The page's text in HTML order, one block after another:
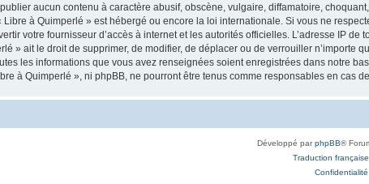
aucun contenu à caractère abusif, obscène, vulgaire, diffamatoire,
à Quimperlé » est hébergé ou encore la loi internationale. Si vous ne
votre fournisseur d’accès à internet et les autorités officielles. L’adresse IP
» ait le droit de supprimer, de modifier, de déplacer ou de verrouiller n’importe
les informations que vous avez renseignées soient enregistrées dans notre
à Quimperlé », ni phpBB, ne pourront être tenus comme responsables en cas
Développé parphpBB®
Traduction
Confidentialité